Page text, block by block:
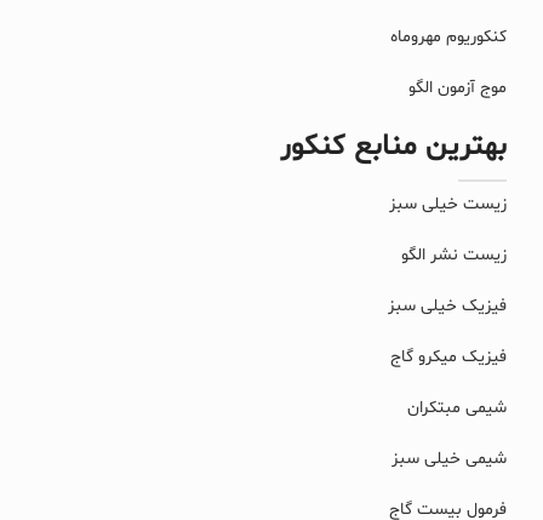
کنکوریوم مهروماه
موج آزمون الگو
بهترین منابع کنکور
زیست خیلی سبز
زیست نشر الگو
فیزیک خیلی سبز
فیزیک میکرو گاج
شیمی مبتکران
شیمی خیلی سبز
فرمول بیست گاج